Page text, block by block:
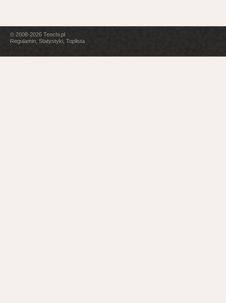
© 2008-2026 Tenchi.pl
Regulamin, Statystyki, Toplista